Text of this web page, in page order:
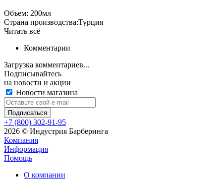
Объем: 200мл
Страна производства:Турция
Читать всё
Комментарии
Загрузка комментариев...
Подписывайтесь
на новости и акции
Новости магазина
+7 (800) 302-91-95
2026 © Индустрия Барберинга
Компания
Информация
Помощь
О компании